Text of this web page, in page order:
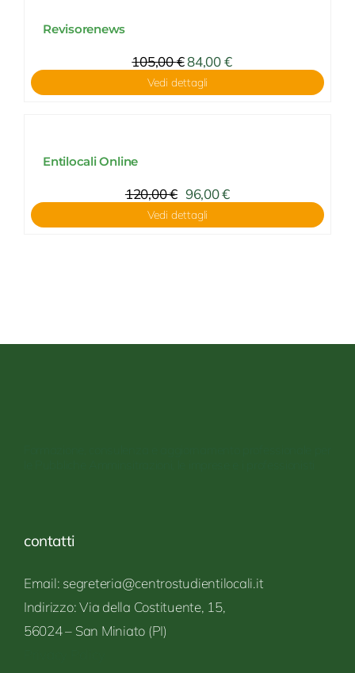
Revisorenews
105,00€84,00€
Vedi dettagli
Entilocali Online
120,00€ 96,00€
Vedi dettagli
contatti
Email: segreteria@centrostudientilocali.it
Indirizzo: Via della Costituente, 15,
56024 – San Miniato (PI)